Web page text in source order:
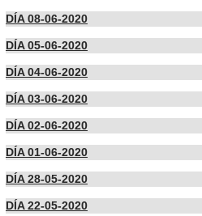
DÍA 08-06-2020
DÍA 05-06-2020
DÍA 04-06-2020
DÍA 03-06-2020
DÍA 02-06-2020
DÍA 01-06-2020
DÍA 28-05-2020
DÍA 22-05-2020